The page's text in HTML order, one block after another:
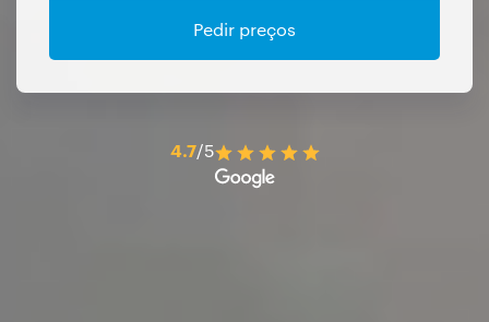
Pedir preços
4.7/5